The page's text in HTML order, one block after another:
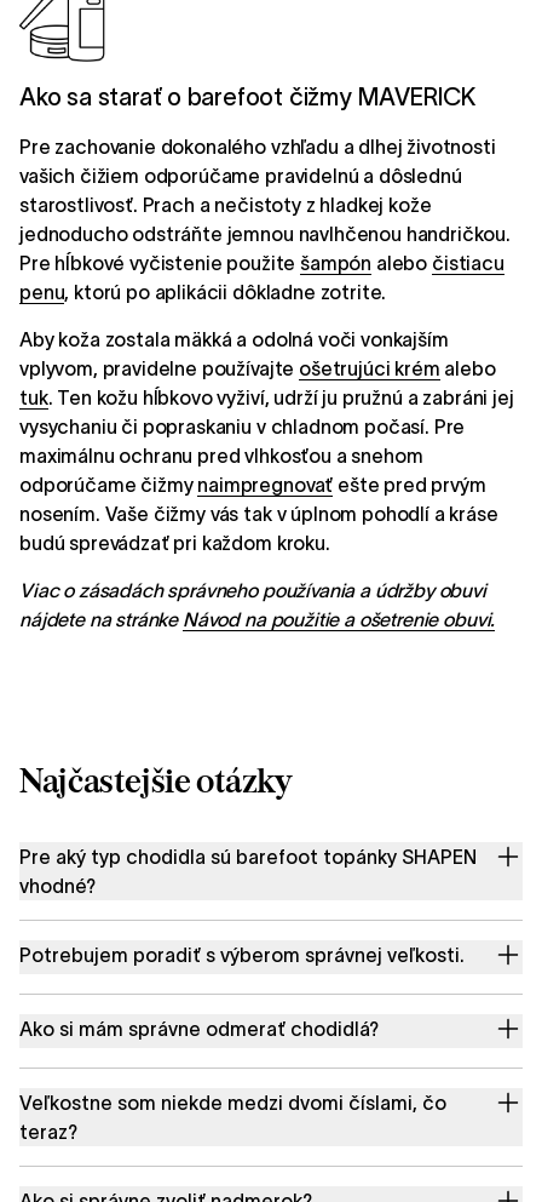
Ako sa starať o barefoot čižmy MAVERICK
Pre zachovanie dokonalého vzhľadu a dlhej životnosti
vašich čižiem odporúčame pravidelnú a dôslednú
starostlivosť. Prach a nečistoty z hladkej kože
jednoducho odstráňte jemnou navlhčenou handričkou.
Pre hĺbkové vyčistenie použitešampón alebo čistiacu
penu, ktorú po aplikácii dôkladne zotrite.
Aby koža zostala mäkká a odolná voči vonkajším
vplyvom, pravidelne používajte ošetrujúci krém alebo
tuk. Ten kožu hĺbkovo vyživí, udrží ju pružnú a zabráni jej
vysychaniu či popraskaniu v chladnom počasí. Pre
maximálnu ochranu pred vlhkosťou a snehom
odporúčame čižmy naimpregnovať ešte pred prvým
nosením. Vaše čižmy vás tak v úplnom pohodlí a kráse
budú sprevádzať pri každom kroku.
Viac o zásadách správneho používania a údržby obuvi
nájdete na stránke Návod na použitie a ošetrenie obuvi.
Najčastejšie otázky
Pre aký typ chodidla sú barefoot topánky SHAPEN
vhodné?
Potrebujem poradiť s výberom správnej veľkosti.
Ako si mám správne odmerať chodidlá?
Veľkostne som niekde medzi dvomi číslami, čo
teraz?